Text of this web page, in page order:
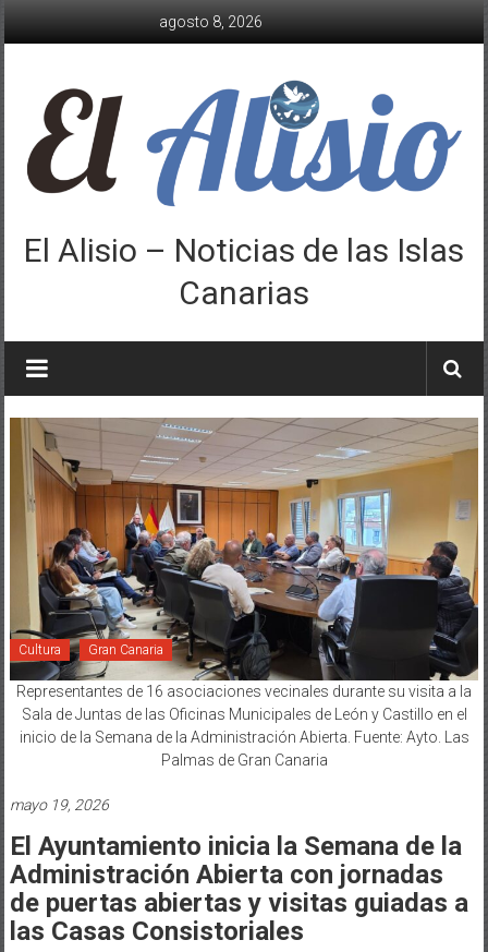
agosto 8, 2026
El Alisio – Noticias de las Islas
Canarias
Cultura Gran Canaria
Representantes de 16 asociaciones vecinales durante su visita a la
Sala de Juntas de las Oficinas Municipales de León y Castillo en el
inicio de la Semana de la Administración Abierta. Fuente: Ayto. Las
Palmas de Gran Canaria
mayo 19, 2026
El Ayuntamiento inicia la Semana de la
Administración Abierta con jornadas
de puertas abiertas y visitas guiadas a
las Casas Consistoriales